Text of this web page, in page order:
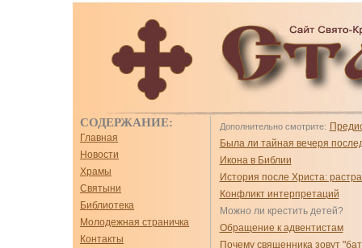
СОДЕРЖАНИЕ:
Главная
Новости
Храмы
Святыни
Библиотека
Молодежная страничка
Контакты
Дополнительно смотрите:
Была ли тайная вечеря
Икона в Библии
История после Христа:
Конфликт интерпретаций
Можно ли крестить детей?
Обращение к адвентистам
Почему священника зовут